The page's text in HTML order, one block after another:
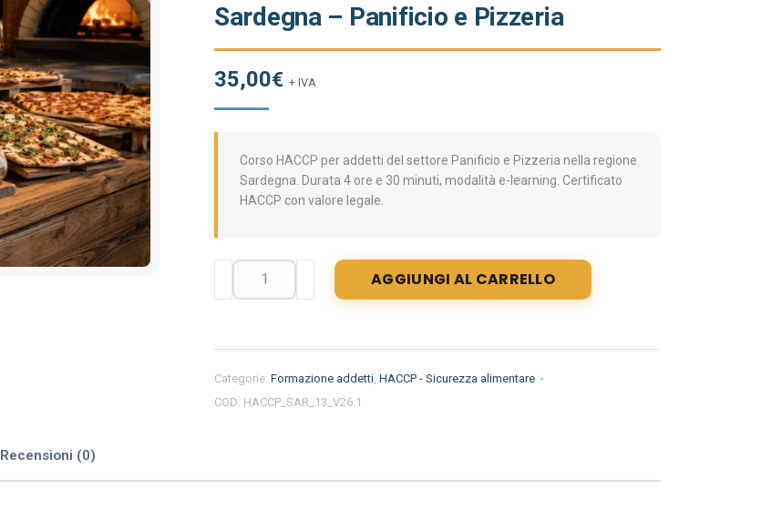
Sardegna – Panificio e Pizzeria
35,00€ + IVA
Corso HACCP per addetti del settore Panificio e Pizzeria nella regione
Sardegna. Durata 4 ore e 30 minuti, modalità e-learning. Certificato
HACCP con valore legale.
Formazione
del
alimentare
nella
AGGIUNGI AL CARRELLO
Categorie: Formazione addetti, HACCP - Sicurezza alimentare
COD: HACCP_SAR_13_V26.1
Recensioni (0)